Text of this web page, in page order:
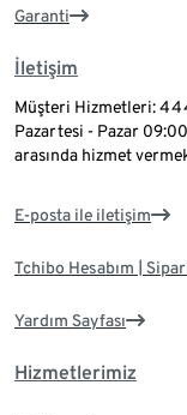
Garanti
İletişim
Müşteri Hizmetleri:
Pazartesi - Pazar
arasında hizmet
E-posta ile iletişim
Tchibo Hesabım |
Yardım Sayfası
Hizmetlerimiz